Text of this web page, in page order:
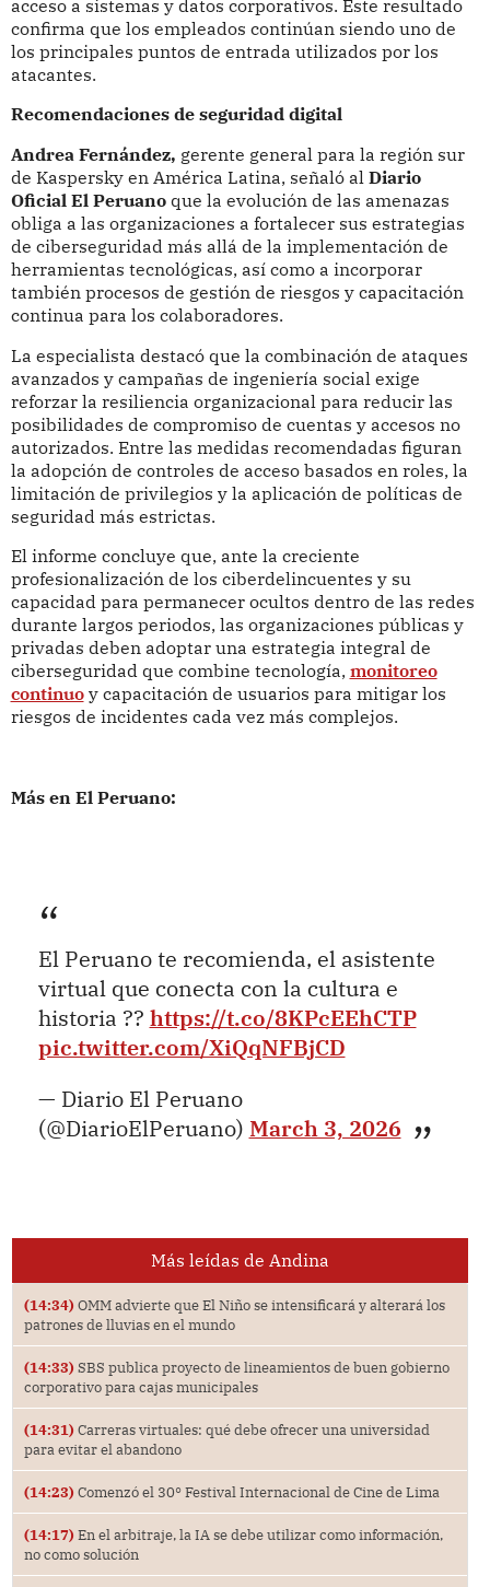
acceso a sistemas y datos corporativos. Este resultado
confirma que los empleados continúan siendo uno de
los principales puntos de entrada utilizados por los
atacantes.
Recomendaciones de seguridad digital
Andrea Fernández, gerente general para la región sur
de Kaspersky en América Latina, señaló al Diario
Oficial El Peruanoque la evolución de las amenazas
obliga a las organizaciones a fortalecer sus estrategias
de ciberseguridad más allá de la implementación de
herramientas tecnológicas, así como a incorporar
también procesos de gestión de riesgos y capacitación
continua para los colaboradores.
La especialista destacó que la combinación de ataques
avanzados y campañas de ingeniería social exige
reforzar la resiliencia organizacional para reducir las
posibilidades de compromiso de cuentas y accesos no
autorizados. Entre las medidas recomendadas figuran
la adopción de controles de acceso basados en roles, la
limitación de privilegios y la aplicación de políticas de
seguridad más estrictas.
El informe concluye que, ante la creciente
profesionalización de los ciberdelincuentes y su
capacidad para permanecer ocultos dentro de las redes
durante largos periodos, las organizaciones públicas y
privadas deben adoptar una estrategia integral de
ciberseguridad que combine tecnología, monitoreo
continuoy capacitación de usuarios para mitigar los
riesgos de incidentes cada vez más complejos.
Más en El Peruano:
El Peruano te recomienda, el asistente
virtual que conecta con la cultura e
historia ?? https://t.co/8KPcEEhCTP
pic.twitter.com/XiQqNFBjCD
— Diario El Peruano
(@DiarioElPeruano) March 3, 2026
Más leídas de Andina
(14:34) OMM advierte que El Niño se intensificará y alterará los
patrones de lluvias en el mundo
(14:33) SBS publica proyecto de lineamientos de buen gobierno
corporativo para cajas municipales
(14:31) Carreras virtuales: qué debe ofrecer una universidad
para evitar el abandono
(14:23) Comenzó el 30° Festival Internacional de Cine de Lima
(14:17) En el arbitraje, la IA se debe utilizar como información,
no como solución